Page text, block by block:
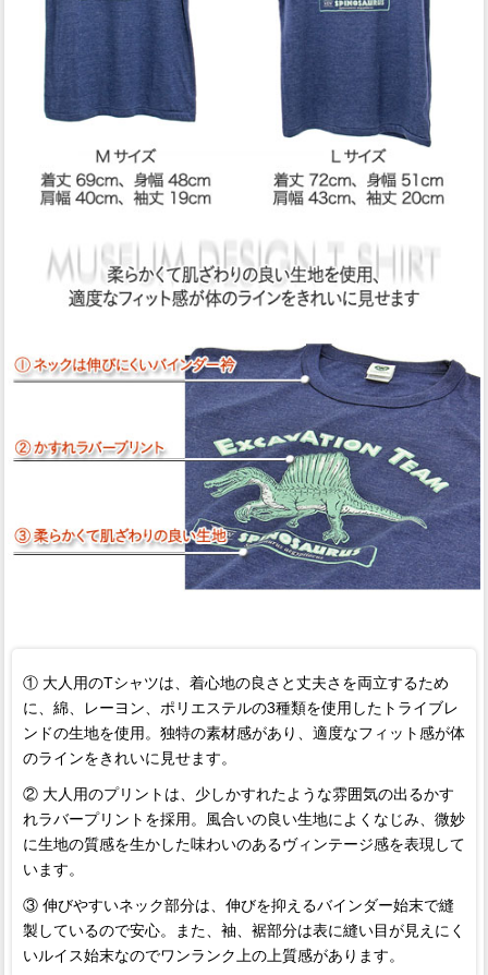
① 大人用のTシャツは、着心地の良さと丈夫さを両立するため
に、綿、レーヨン、ポリエステルの3種類を使用したトライブレ
ンドの生地を使用。独特の素材感があり、適度なフィット感が体
のラインをきれいに見せます。
② 大人用のプリントは、少しかすれたような雰囲気の出るかす
れラバープリントを採用。風合いの良い生地によくなじみ、微妙
に生地の質感を生かした味わいのあるヴィンテージ感を表現して
います。
③ 伸びやすいネック部分は、伸びを抑えるバインダー始末で縫
製しているので安心。また、袖、裾部分は表に縫い目が見えにく
いルイス始末なのでワンランク上の上質感があります。